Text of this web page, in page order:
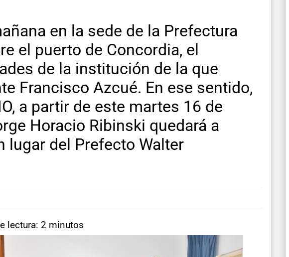
en la sede de la Prefectura
el puerto de Concordia, el
de la institución de la que
Francisco Azcué. En ese sentido,
a partir de este martes 16 de
Horacio Ribinski quedará a
lugar del Prefecto Walter
lectura: 2 minutos